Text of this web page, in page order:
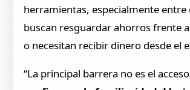
herramientas, especialmente entre
buscan resguardar ahorros frente
o necesitan recibir dinero desde el
“La principal barrera no es el